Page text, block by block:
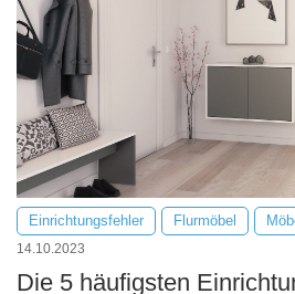
Einrichtungsfehler Flurmöbel
14.10.2023
Die 5 häufigsten